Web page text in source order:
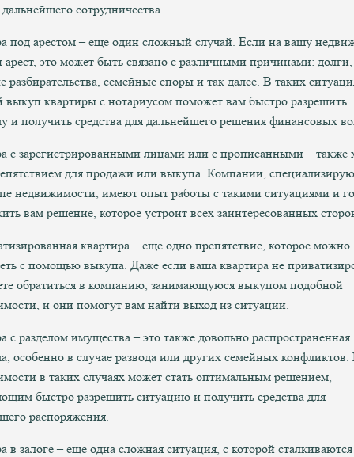
сотрудничества.
под арестом – еще один сложный случай. Если на вашу
это может быть связано с различными причинами: долги,
разбирательства, семейные споры и так далее. В таких
выкуп квартиры с нотариусом поможет вам быстро разрешить
и получить средства для дальнейшего решения финансовых
с зарегистрированными лицами или с прописанными – также
для продажи или выкупа. Компании,
недвижимости, имеют опыт работы с такими ситуациями и
вам решение, которое устроит всех заинтересованных
квартира – еще одно препятствие, которое можно
с помощью выкупа. Даже если ваша квартира не
обратиться в компанию, занимающуюся выкупом подобной
и они помогут вам найти выход из ситуации.
с разделом имущества – это также довольно распространенная
особенно в случае развода или других семейных
в таких случаях может стать оптимальным решением,
быстро разрешить ситуацию и получить средства для
распоряжения.
в залоге – еще одна сложная ситуация, с которой сталкиваются